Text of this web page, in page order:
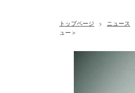
トップページ > ニュース
ュー＞